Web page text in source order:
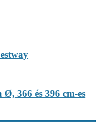
366 és 396 cm-es